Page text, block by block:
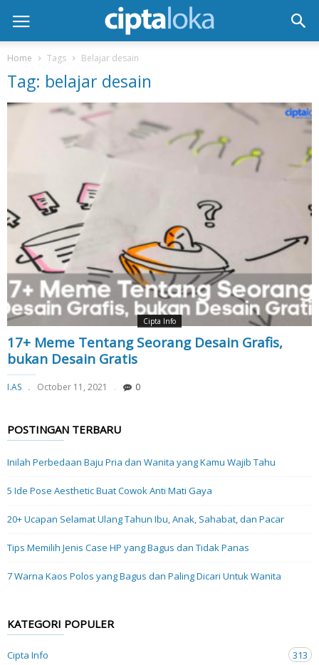
Home Tags Belajar desain
Tag: belajar desain
Cipta Info
17+ Meme Tentang Seorang Desain Grafis,
bukan Desain Gratis
I.AS October 11, 2021 0
POSTINGAN TERBARU
Inilah Perbedaan Baju Pria dan Wanita yang Kamu Wajib Tahu
5 Ide Pose Aesthetic Buat Cowok Anti Mati Gaya
20+ Ucapan Selamat Ulang Tahun Ibu, Anak, Sahabat, dan Pacar
Tips Memilih Jenis Case HP yang Bagus dan Tidak Panas
7 Warna Kaos Polos yang Bagus dan Paling Dicari Untuk Wanita
KATEGORI POPULER
Cipta Info
313